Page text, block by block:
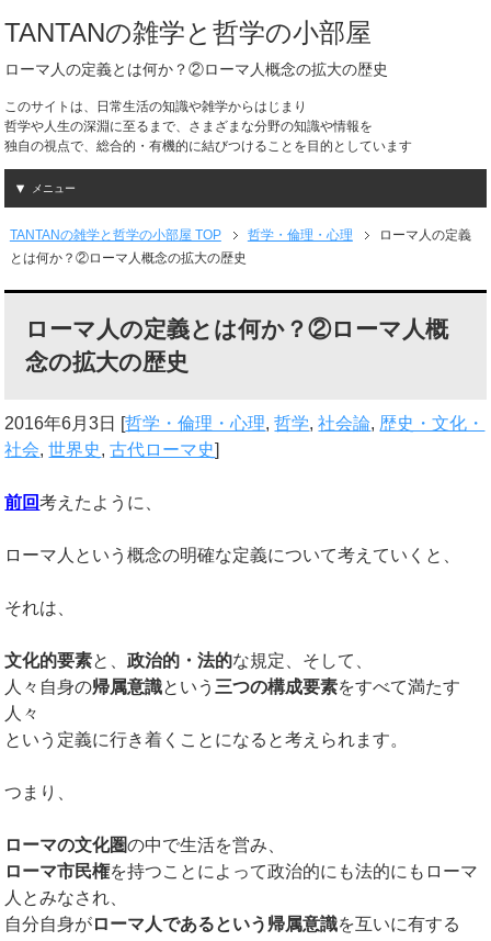
TANTANの雑学と哲学の小部屋
ローマ人の定義とは何か？②ローマ人概念の拡大の歴史
このサイトは、日常生活の知識や雑学からはじまり
哲学や人生の深淵に至るまで、さまざまな分野の知識や情報を
独自の視点で、総合的・有機的に結びつけることを目的としています
メニュー
TANTANの雑学と哲学の小部屋 TOP 哲学・倫理・心理
ローマ人の定義
とは何か？②ローマ人概念の拡大の歴史
ローマ人の定義とは何か？②ローマ人概
念の拡大の歴史
2016年6月3日 [哲学・倫理・心理,哲学,社会論, 歴史・文化・
社会,世界史,古代ローマ史]
前回考えたように、
ローマ人という概念の明確な定義について考えていくと、
それは、
文化的要素と、政治的・法的な規定、そして、
人々自身の帰属意識という 三つの構成要素をすべて満たす
人々
という定義に行き着くことになると考えられます。
つまり、
ローマの文化圏の中で生活を営み、
ローマ市民権を持つことによって政治的にも法的にもローマ
人とみなされ、
自分自身がローマ人であるという帰属意識を互いに有する